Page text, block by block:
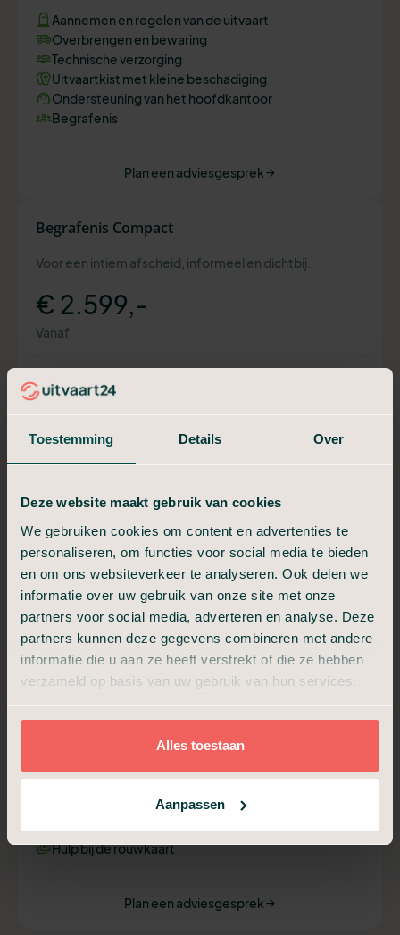
Toestemming Details Over
Deze website maakt gebruik van cookies
We gebruiken cookies om content en advertenties te
personaliseren, om functies voor social media te bieden
en om ons websiteverkeer te analyseren. Ook delen we
informatie over uw gebruik van onze site met onze
partners voor social media, adverteren en analyse. Deze
partners kunnen deze gegevens combineren met andere
informatie die u aan ze heeft verstrekt of die ze hebben
verzameld op basis van uw gebruik van hun services.
Alles toestaan
Aanpassen
Aannemen en regelen van de uitvaart
Overbrengen en bewaring
Technische verzorging
Uitvaartkist met kleine beschadiging
Ondersteuning van het hoofdkantoor
Begrafenis
Plan een adviesgesprek
Begrafenis Compact
Voor een intiem afscheid, informeel en dichtbij.
€ 2.599,-
Vanaf
Alles van In Stilte, plus:
Telefonische bespreking uitvaart
Aangifte overlijden geregeld
Plan een adviesgesprek
Begrafenis Compleet
Van a tot z verzorgd, met samenzijn en condoleance.
€ 3.499,-
Alles van Compact, plus:
Ondersteuning uitvaartverzorger
Begeleiding samenzijn en condoleance (30 min)
Hulp voor draaiboek, beeld en geluid
Hulp bij de rouwkaart
Plan een adviesgesprek